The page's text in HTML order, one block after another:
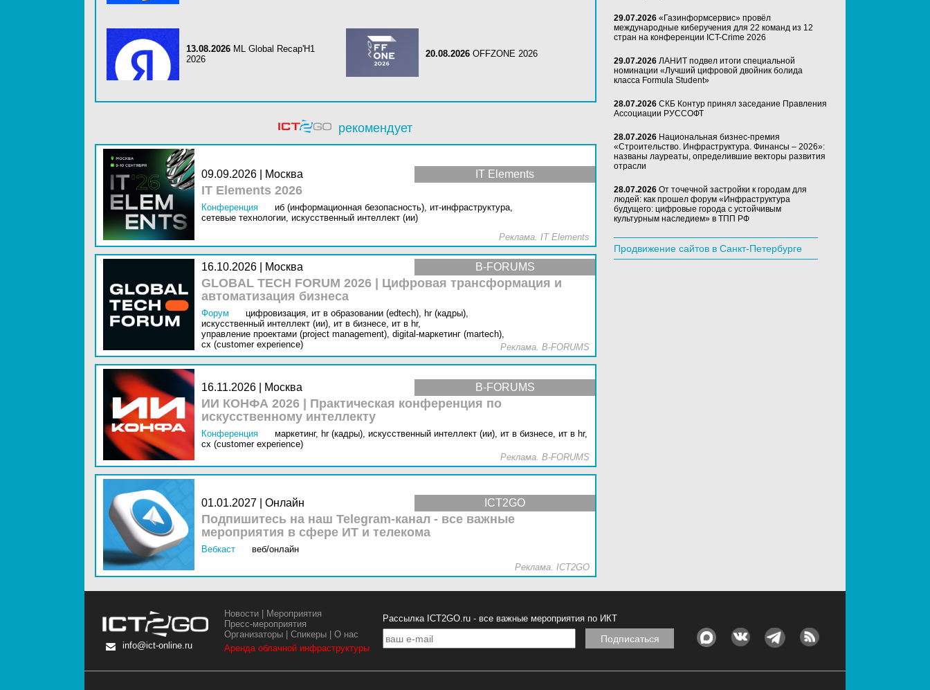
13.08.2026 ML Global Recap'H1
2026
20.08.2026 OFFZONE 2026
рекомендует
IT Elements
09.09.2026 | Москва
IT Elements 2026
Конференция иб (информационная безопасность), ит-инфраструктура,
сетевые технологии, искусственный интеллект (ии)
Реклама. IT Elements
B-FORUMS
16.10.2026 | Москва
GLOBAL TECH FORUM 2026 | Цифровая трансформация и
автоматизация бизнеса
Форум цифровизация, ит в образовании (edtech), hr (кадры),
искусственный интеллект (ии), ит в бизнесе, ит в hr,
управление проектами (project management), digital-маркетинг (martech),
cx (customer experience)
Реклама. B-FORUMS
B-FORUMS
16.11.2026 | Москва
ИИ КОНФА 2026 | Практическая конференция по
искусственному интеллекту
Конференция маркетинг, hr (кадры), искусственный интеллект (ии), ит в бизнесе, ит в hr,
cx (customer experience)
Реклама. B-FORUMS
ICT2GO
01.01.2027 | Онлайн
Подпишитесь на наш Telegram-канал - все важные
мероприятия в сфере ИТ и телекома
Вебкаст
веб/онлайн
Реклама. ICT2GO
29.07.2026 «Газинформсервис» провёл
международные киберучения для 22 команд из 12
стран на конференции ICT-Crime 2026
29.07.2026 ЛАНИТ подвел итоги специальной
номинации «Лучший цифровой двойник болида
класса Formula Student»
28.07.2026 СКБ Контур принял заседание Правления
Ассоциации РУССОФТ
28.07.2026 Национальная бизнес-премия
«Строительство. Инфраструктура. Финансы – 2026»:
названы лауреаты, определившие векторы развития
отрасли
28.07.2026 От точечной застройки к городам для
людей: как прошел форум «Инфраструктура
будущего: цифровые города с устойчивым
культурным наследием» в ТПП РФ
Продвижение сайтов в Санкт-Петербурге
info@ict-online.ru
Новости
Мероприятия
Пресс-мероприятия
Организаторы |Спикеры |О нас
Аренда облачной инфраструктуры
Рассылка ICT2GO.ru - все важные мероприятия по ИКТ